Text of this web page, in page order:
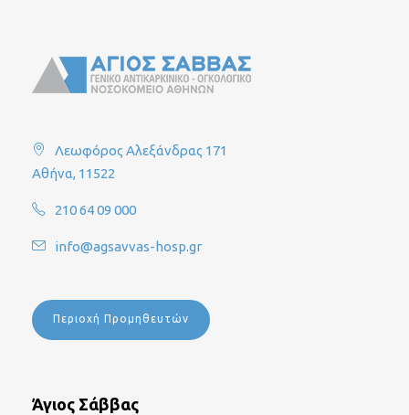
Λεωφόρος Αλεξάνδρας 171
Αθήνα, 11522
210 64 09 000
info@agsavvas-hosp.gr
Περιοχή Προμηθευτών
Άγιος Σάββας